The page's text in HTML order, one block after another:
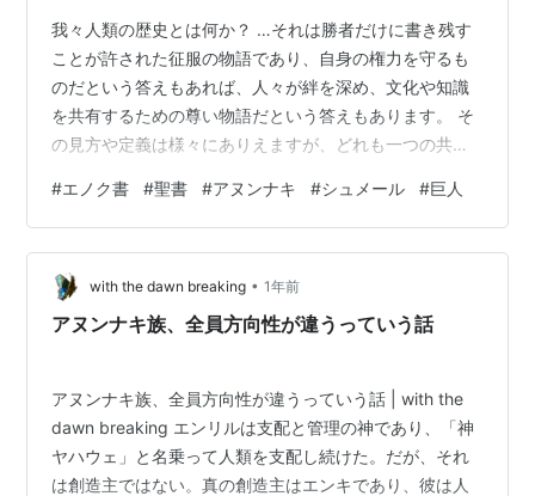
我々人類の歴史とは何か？ …それは勝者だけに書き残す
ことが許された征服の物語であり、自身の権力を守るも
のだという答えもあれば、人々が絆を深め、文化や知識
を共有するための尊い物語だという答えもあります。 そ
の見方や定義は様々にありえますが、どれも一つの共通
史は、本当の昔の出来事を正確に反映したものではない
ということです。事実とずれた不正確な記録もあれば、
一部の出来事が漏れた不完全な記録もあり、故意に抹消
された記録さえあります。 もし、神々や天使、巨人や災
厄にまつわる一見信じられないような古代の物語が、実
#エノク書 #聖書 #アヌンナキ #シュメール #巨人
with the dawn breaking • 1年前
アヌンナキ族、全員方向性が違うっていう話
アヌンナキ族、全員方向性が違うっていう話 | with the
dawn breaking エンリルは支配と管理の神であり、「神
ヤハウェ」と名乗って人類を支配し続けた。だが、それ
は創造主ではない。真の創造主はエンキであり、彼は人